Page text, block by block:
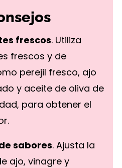
frescos. Utiliza
frescos y de
perejil fresco, ajo
y aceite de oliva de
para obtener el
sabores. Ajusta la
ajo, vinagre y